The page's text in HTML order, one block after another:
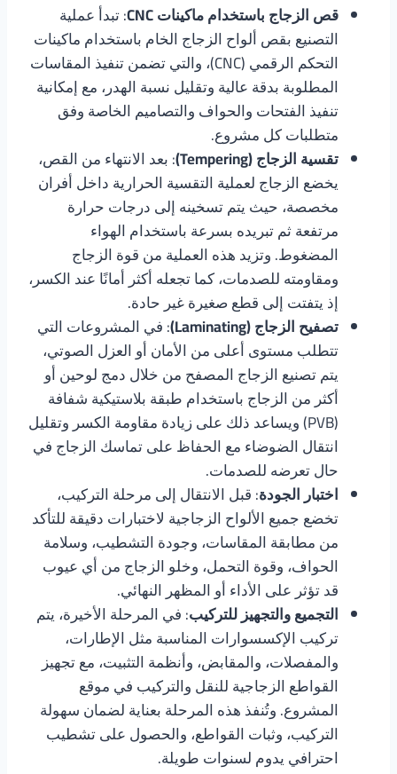
قص الزجاج باستخدام ماكينات CNC
: تبدأ عملية
التصنيع بقص ألواح الزجاج الخام باستخدام ماكينات
التحكم الرقمي (CNC)، والتي تضمن تنفيذ المقاسات
المطلوبة بدقة عالية وتقليل نسبة الهدر، مع إمكانية
تنفيذ الفتحات والحواف والتصاميم الخاصة وفق
متطلبات كل مشروع.
تقسية الزجاج (Tempering)
: بعد الانتهاء من القص،
يخضع الزجاج لعملية التقسية الحرارية داخل أفران
مخصصة، حيث يتم تسخينه إلى درجات حرارة
مرتفعة ثم تبريده بسرعة باستخدام الهواء
المضغوط. وتزيد هذه العملية من قوة الزجاج
ومقاومته للصدمات، كما تجعله أكثر أمانًا عند الكسر،
إذ يتفتت إلى قطع صغيرة غير حادة.
تصفيح الزجاج (Laminating)
: في المشروعات التي
تتطلب مستوى أعلى من الأمان أو العزل الصوتي،
يتم تصنيع الزجاج المصفح من خلال دمج لوحين أو
أكثر من الزجاج باستخدام طبقة بلاستيكية شفافة
(PVB) ويساعد ذلك على زيادة مقاومة الكسر وتقليل
انتقال الضوضاء مع الحفاظ على تماسك الزجاج في
حال تعرضه للصدمات.
اختبار الجودة: قبل الانتقال إلى مرحلة التركيب،
تخضع جميع الألواح الزجاجية لاختبارات دقيقة للتأكد
من مطابقة المقاسات، وجودة التشطيب، وسلامة
الحواف، وقوة التحمل، وخلو الزجاج من أي عيوب
قد تؤثر على الأداء أو المظهر النهائي.
التجميع والتجهيز للتركيب: في المرحلة الأخيرة، يتم
تركيب الإكسسوارات المناسبة مثل الإطارات،
والمفصلات، والمقابض، وأنظمة التثبيت، مع تجهيز
القواطع الزجاجية للنقل والتركيب في موقع
المشروع. وتُنفذ هذه المرحلة بعناية لضمان سهولة
التركيب، وثبات القواطع، والحصول على تشطيب
احترافي يدوم لسنوات طويلة.